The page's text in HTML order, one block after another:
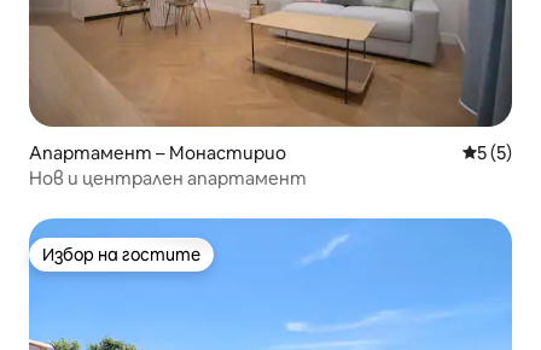
Апартамент – Монастирио Средна
5 (5)
Нов и централен апартамент
Избор на гостите
Избор на гостите